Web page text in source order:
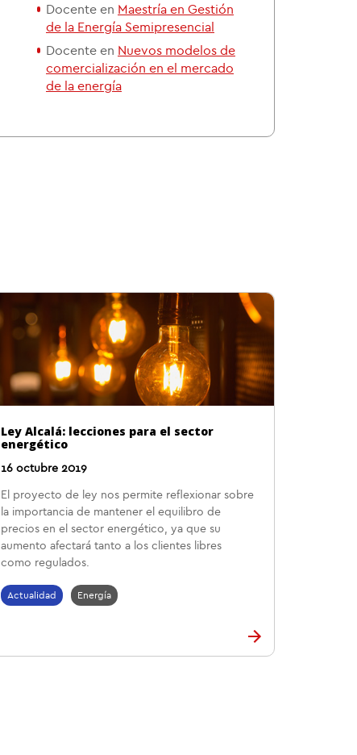
Docente en Maestría en Gestión
de la Energía Semipresencial
Docente en Nuevos modelos de
comercialización en el mercado
de la energía
Ley Alcalá: lecciones para el sector
energético
16 octubre 2019
El proyecto de ley nos permite reflexionar sobre
la importancia de mantener el equilibro de
precios en el sector energético, ya que su
aumento afectará tanto a los clientes libres
como regulados.
Actualidad Energía